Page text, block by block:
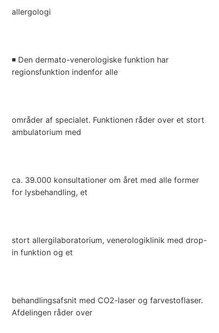
allergologi
◾ Den dermato-venerologiske funktion har
regionsfunktion indenfor alle
områder af specialet. Funktionen råder over et stort
ambulatorium med
ca. 39.000 konsultationer om året med alle former
for lysbehandling, et
stort allergilaboratorium, venerologiklinik med drop-
in funktion og et
behandlingsafsnit med CO2-laser og farvestoflaser.
Afdelingen råder over